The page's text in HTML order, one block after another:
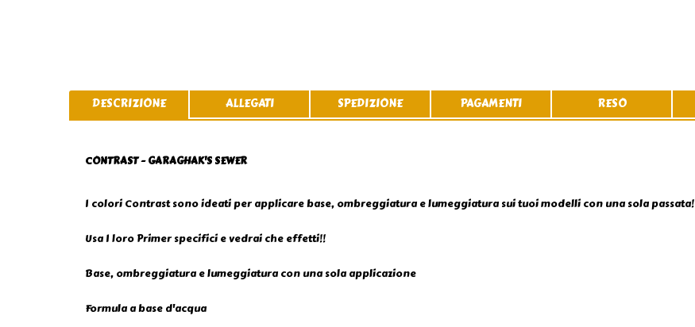
DESCRIZIONE ALLEGATI SPEDIZIONE PAGAMENTI RESO
CONTRAST - GARAGHAK'S SEWER
I colori Contrast sono ideati per applicare base, ombreggiatura e lumeggiatura sui tuoi modelli con una sola passata!
Usa I loro Primer specifici e vedrai che effetti!!
Base, ombreggiatura e lumeggiatura con una sola applicazione
Formula a base d'acqua